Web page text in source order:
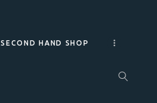
SECOND HAND SHOP